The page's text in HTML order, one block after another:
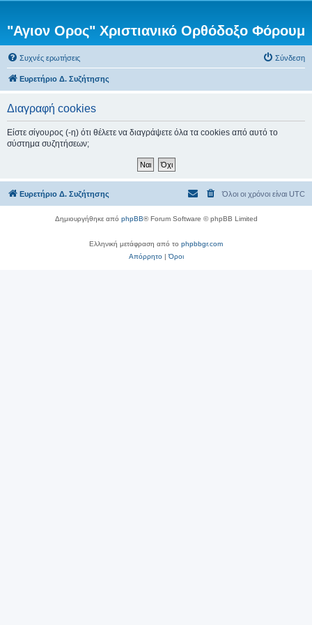
"Αγιον Ορος" Χριστιανικό Ορθόδοξο Φόρουμ
Συχνές ερωτήσεις Σύνδεση
Ευρετήριο Δ. Συζήτησης
Διαγραφή cookies
Είστε σίγουρος (-η) ότι θέλετε να διαγράψετε όλα τα cookies από αυτό το
σύστημα συζητήσεων;
Ευρετήριο Δ. Συζήτησης Όλοι οι χρόνοι είναι UTC
Δημιουργήθηκε από phpBB® Forum Software © phpBB Limited
Ελληνική μετάφραση από το phpbbgr.com
Απόρρητο|Όροι